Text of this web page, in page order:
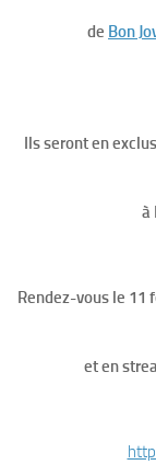
de Bon
Ils seront en
à
Rendez-vous le 11
et en